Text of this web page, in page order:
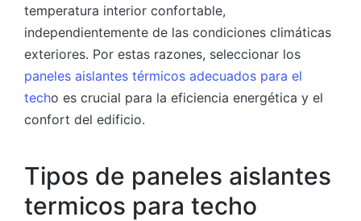
temperatura interior confortable,
independientemente de las condiciones climáticas
exteriores. Por estas razones, seleccionar los
paneles aislantes térmicos adecuados para el
techo es crucial para la eficiencia energética y el
confort del edificio.
Tipos de paneles aislantes
termicos para techo